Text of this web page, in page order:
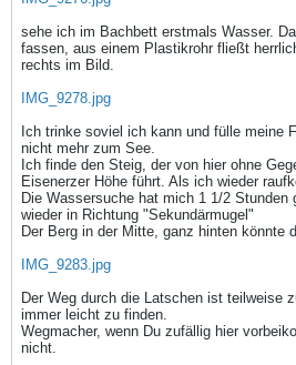
sehe ich im Bachbett erstmals Wasser.
fassen, aus einem Plastikrohr fließt
rechts im Bild.
IMG_9278.jpg
Ich trinke soviel ich kann und fülle meine
nicht mehr zum See.
Ich finde den Steig, der von hier ohne
Eisenerzer Höhe führt. Als ich wieder
Die Wassersuche hat mich 1 1/2
wieder in Richtung "Sekundärmugel"
Der Berg in der Mitte, ganz hinten könnte
IMG_9283.jpg
Der Weg durch die Latschen ist teilweise
immer leicht zu finden.
Wegmacher, wenn Du zufällig hier
nicht.